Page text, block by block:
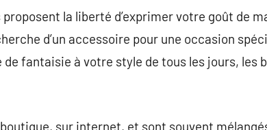
la liberté d’exprimer votre goût de
d’un accessoire pour une occasion
fantaisie à votre style de tous les jours, les
sur internet, et sont souvent